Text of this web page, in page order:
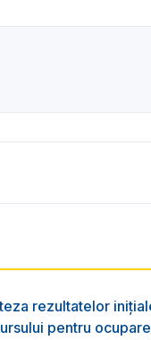
rezultatelor
pentru